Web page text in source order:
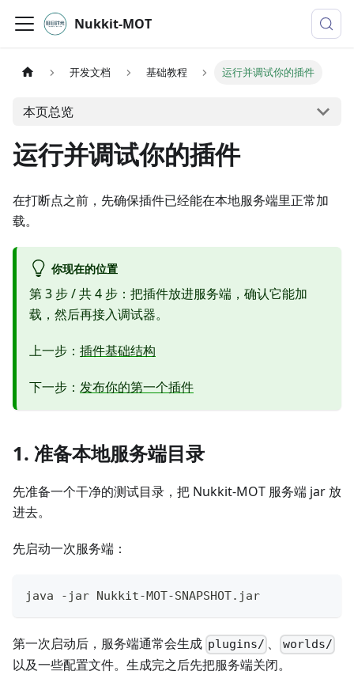
Nukkit-MOT
开发文档 基础教程 运行并调试你的插件
本页总览
运行并调试你的插件
在打断点之前，先确保插件已经能在本地服务端里正常加
载。
你现在的位置
第 3 步 / 共 4 步：把插件放进服务端，确认它能加
载，然后再接入调试器。
上一步： 插件基础结构
下一步： 发布你的第一个插件
1. 准备本地服务端目录
先准备一个干净的测试目录，把 Nukkit-MOT 服务端 jar 放
进去。
先启动一次服务端：
java -jar Nukkit-MOT-SNAPSHOT.jar
第一次启动后，服务端通常会生成 plugins/ 、 worlds/
以及一些配置文件。生成完之后先把服务端关闭。